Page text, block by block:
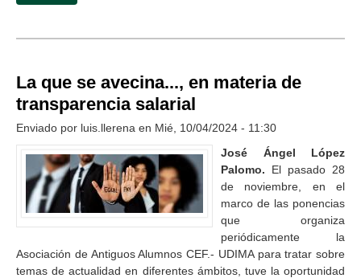
La que se avecina..., en materia de
transparencia salarial
Enviado por luis.llerena en Mié, 10/04/2024 - 11:30
José Ángel López
Palomo. El pasado 28
de noviembre, en el
marco de las ponencias
que organiza
periódicamente la
Asociación de Antiguos Alumnos CEF.- UDIMA para tratar sobre
temas de actualidad en diferentes ámbitos, tuve la oportunidad